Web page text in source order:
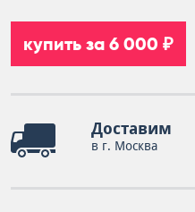
купить за 6 000 ₽
Доставим
в г. Москва